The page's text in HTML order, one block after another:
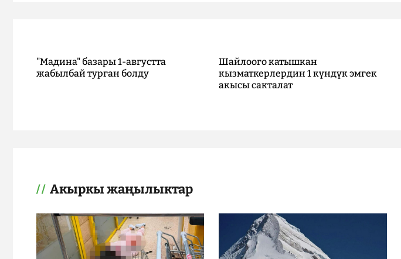
"Мадина" базары 1-августта
жабылбай турган болду
Шайлоого катышкан
кызматкерлердин 1 күндүк эмгек
акысы сакталат
Акыркы жаңылыктар